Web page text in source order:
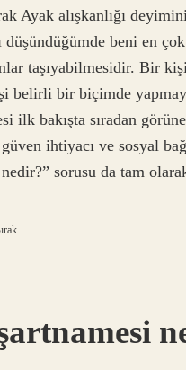
Ayak alışkanlığı
düşündüğümde beni en
taşıyabilmesidir. Bir
bir biçimde
ilk bakışta sıradan
güven ihtiyacı ve sosyal
nedir?” sorusu da tam